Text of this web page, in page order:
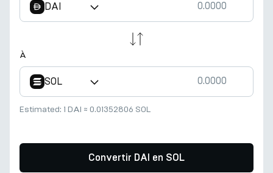
DAI
À
SOL
Estimated: 1 DAI ≈ 0.01352806 SOL
Convertir DAI en SOL